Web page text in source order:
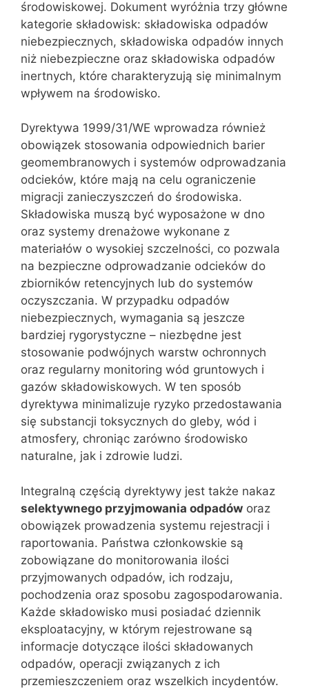
środowiskowej. Dokument wyróżnia trzy główne
kategorie składowisk: składowiska odpadów
niebezpiecznych, składowiska odpadów innych
niż niebezpieczne oraz składowiska odpadów
inertnych, które charakteryzują się minimalnym
wpływem na środowisko.
Dyrektywa 1999/31/WE wprowadza również
obowiązek stosowania odpowiednich barier
geomembranowych i systemów odprowadzania
odcieków, które mają na celu ograniczenie
migracji zanieczyszczeń do środowiska.
Składowiska muszą być wyposażone w dno
oraz systemy drenażowe wykonane z
materiałów o wysokiej szczelności, co pozwala
na bezpieczne odprowadzanie odcieków do
zbiorników retencyjnych lub do systemów
oczyszczania. W przypadku odpadów
niebezpiecznych, wymagania są jeszcze
bardziej rygorystyczne – niezbędne jest
stosowanie podwójnych warstw ochronnych
oraz regularny monitoring wód gruntowych i
gazów składowiskowych. W ten sposób
dyrektywa minimalizuje ryzyko przedostawania
się substancji toksycznych do gleby, wód i
atmosfery, chroniąc zarówno środowisko
naturalne, jak i zdrowie ludzi.
Integralną częścią dyrektywy jest także nakaz
selektywnego przyjmowania odpadów oraz
obowiązek prowadzenia systemu rejestracji i
raportowania. Państwa członkowskie są
zobowiązane do monitorowania ilości
przyjmowanych odpadów, ich rodzaju,
pochodzenia oraz sposobu zagospodarowania.
Każde składowisko musi posiadać dziennik
eksploatacyjny, w którym rejestrowane są
informacje dotyczące ilości składowanych
odpadów, operacji związanych z ich
przemieszczeniem oraz wszelkich incydentów.